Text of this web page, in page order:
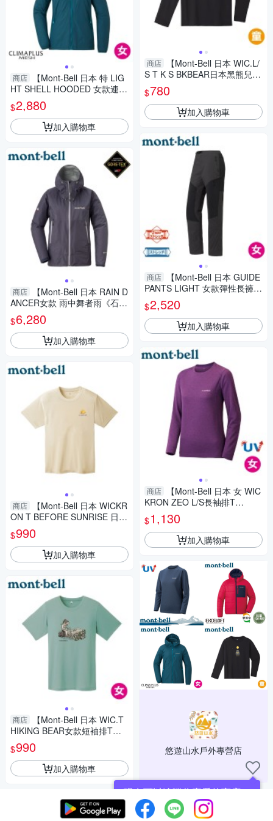
商店
【Mont-Bell 日本 特 LIG
HT SHELL HOODED 女款連帽
風衣《藍綠》】1106646/防風/
透氣/登山
$2,880
加入購物車
商店
【Mont-Bell 日本 RAIN D
ANCER女款 雨中舞者雨《石頭
灰》】1128619/防風外套/防水
外套/透氣外套
$6,280
加入購物車
商店
【Mont-Bell 日本 WICKR
ON T BEFORE SUNRISE 日出
帳蓬短排T《象牙白》】11147
25/排汗
$990
加入購物車
商店
【Mont-Bell 日本 WIC.T
HIKING BEAR女款短袖排T
《淺藍》】1114853/排汗/短袖/
女款
$990
加入購物車
商店
【Mont-Bell 日本 WIC.L/
S T K S BKBEAR日本黑熊兒童
長排《深灰》】1114906/圖案
T/排汗/長袖
$780
加入購物車
商店
【Mont-Bell 日本 GUIDE
PANTS LIGHT 女款彈性長褲
《深灰色》】1105684/運動褲/
登山褲
$2,520
加入購物車
商店
【Mont-Bell 日本 女 WIC
KRON ZEO L/S長袖排T
《紫》】1104939/圓領長袖/休
閒衫/防曬T恤
$1,130
加入購物車
悠遊山水戶外專營店
現在可以追蹤你喜愛的商店！